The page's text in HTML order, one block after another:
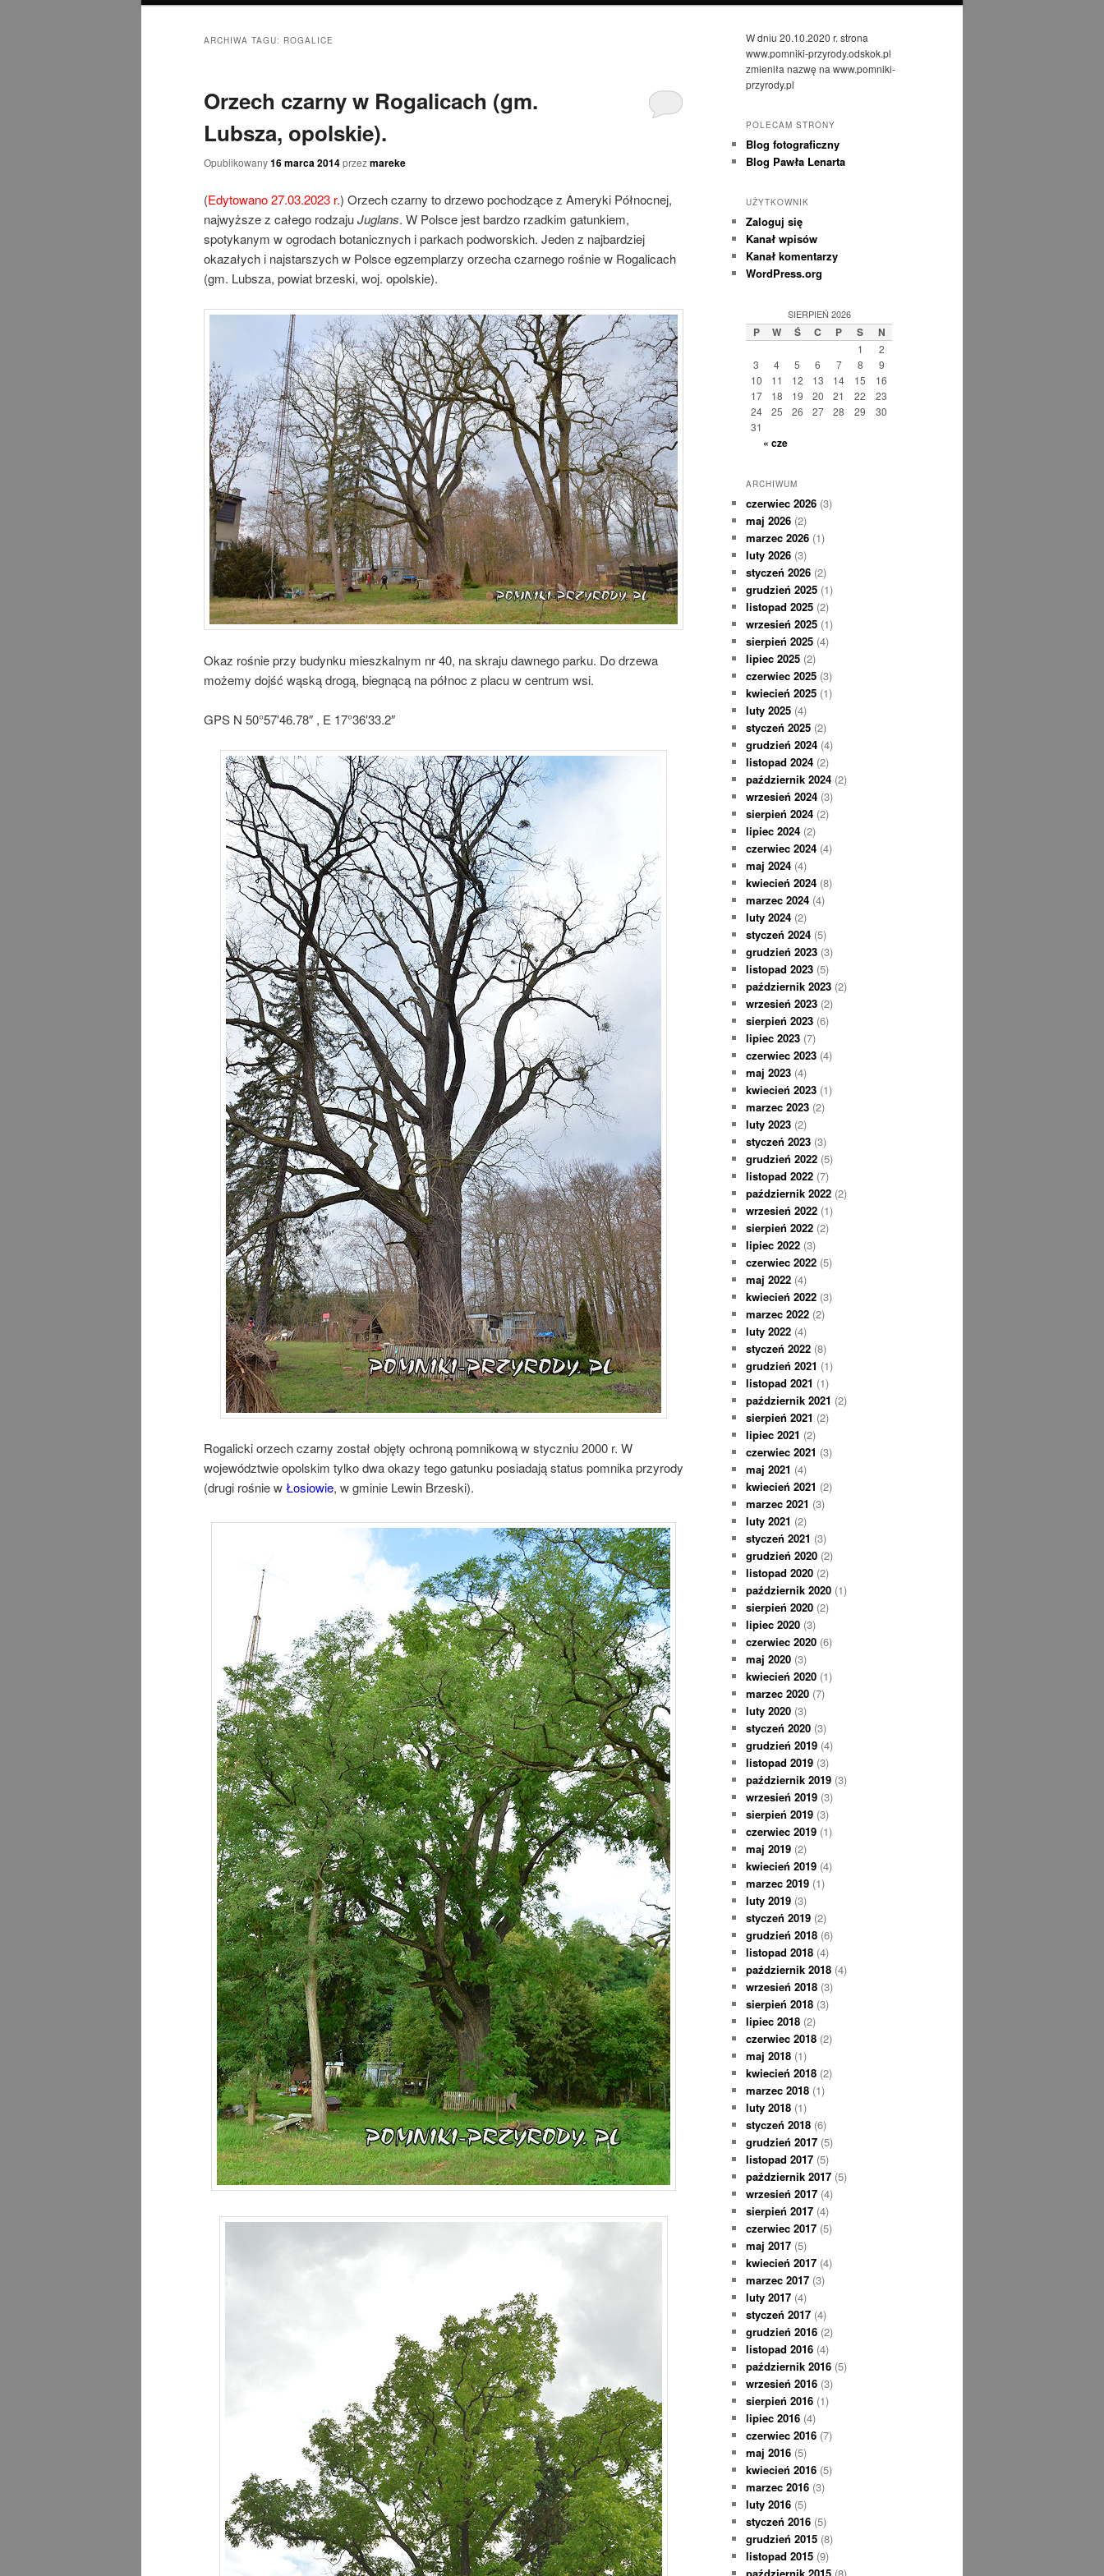
ARCHIWA TAGU: ROGALICE
Orzech czarny w Rogalicach (gm.
Lubsza, opolskie).
Opublikowany16 marca 2014przezmareke
(Edytowano 27.03.2023 r.) Orzech czarny to drzewo pochodzące z Ameryki Północnej,
najwyższe z całego rodzajuJuglans. W Polsce jest bardzo rzadkim gatunkiem,
spotykanym w ogrodach botanicznych i parkach podworskich. Jeden z najbardziej
okazałych i najstarszych w Polsce egzemplarzy orzecha czarnego rośnie w Rogalicach
(gm. Lubsza, powiat brzeski, woj. opolskie).
Okaz rośnie przy budynku mieszkalnym nr 40, na skraju dawnego parku. Do drzewa
możemy dojść wąską drogą, biegnącą na północ z placu w centrum wsi.
GPS N 50°57′46.78″ , E 17°36′33.2″
Rogalicki orzech czarny został objęty ochroną pomnikową w styczniu 2000 r. W
województwie opolskim tylko dwa okazy tego gatunku posiadają status pomnika przyrody
(drugi rośnie wŁosiowie, w gminie Lewin Brzeski).
W dniu 20.10.2020 r. strona
www.pomniki-przyrody.odskok.pl
zmieniła nazwę na www.pomniki-
przyrody.pl
POLECAM STRONY
Blog fotograficzny
Blog Pawła Lenarta
UŻYTKOWNIK
Zaloguj się
Kanał wpisów
Kanał komentarzy
WordPress.org
SIERPIEŃ 2026
P W Ś C P S N
1
2
3
4 5 6 7 8
9
10
11 12 13 14 15
16
17
18 19 20 21 22
23
24
25 26 27 28 29
30
31
« cze
ARCHIWUM
czerwiec 2026 (3)
maj 2026 (2)
marzec 2026 (1)
luty 2026 (3)
styczeń 2026 (2)
grudzień 2025 (1)
listopad 2025 (2)
wrzesień 2025 (1)
sierpień 2025 (4)
lipiec 2025 (2)
czerwiec 2025 (3)
kwiecień 2025 (1)
luty 2025 (4)
styczeń 2025 (2)
grudzień 2024 (4)
listopad 2024 (2)
październik 2024 (2)
wrzesień 2024 (3)
sierpień 2024 (2)
lipiec 2024 (2)
czerwiec 2024 (4)
maj 2024 (4)
kwiecień 2024 (8)
marzec 2024 (4)
luty 2024 (2)
styczeń 2024 (5)
grudzień 2023 (3)
listopad 2023 (5)
październik 2023 (2)
wrzesień 2023 (2)
sierpień 2023 (6)
lipiec 2023 (7)
czerwiec 2023 (4)
maj 2023 (4)
kwiecień 2023 (1)
marzec 2023 (2)
luty 2023 (2)
styczeń 2023 (3)
grudzień 2022 (5)
listopad 2022 (7)
październik 2022 (2)
wrzesień 2022 (1)
sierpień 2022 (2)
lipiec 2022 (3)
czerwiec 2022 (5)
maj 2022 (4)
kwiecień 2022 (3)
marzec 2022 (2)
luty 2022 (4)
styczeń 2022 (8)
grudzień 2021 (1)
listopad 2021 (1)
październik 2021 (2)
sierpień 2021 (2)
lipiec 2021 (2)
czerwiec 2021 (3)
maj 2021 (4)
kwiecień 2021 (2)
marzec 2021 (3)
luty 2021 (2)
styczeń 2021 (3)
grudzień 2020 (2)
listopad 2020 (2)
październik 2020 (1)
sierpień 2020 (2)
lipiec 2020 (3)
czerwiec 2020 (6)
maj 2020 (3)
kwiecień 2020 (1)
marzec 2020 (7)
luty 2020 (3)
styczeń 2020 (3)
grudzień 2019 (4)
listopad 2019 (3)
październik 2019 (3)
wrzesień 2019 (3)
sierpień 2019 (3)
czerwiec 2019 (1)
maj 2019 (2)
kwiecień 2019 (4)
marzec 2019 (1)
luty 2019 (3)
styczeń 2019 (2)
grudzień 2018 (6)
listopad 2018 (4)
październik 2018 (4)
wrzesień 2018 (3)
sierpień 2018 (3)
lipiec 2018 (2)
czerwiec 2018 (2)
maj 2018 (1)
kwiecień 2018 (2)
marzec 2018 (1)
luty 2018 (1)
styczeń 2018 (6)
grudzień 2017 (5)
listopad 2017 (5)
październik 2017 (5)
wrzesień 2017 (4)
sierpień 2017 (4)
czerwiec 2017 (5)
maj 2017 (5)
kwiecień 2017 (4)
marzec 2017 (3)
luty 2017 (4)
styczeń 2017 (4)
grudzień 2016 (2)
listopad 2016 (4)
październik 2016 (5)
wrzesień 2016 (3)
sierpień 2016 (1)
lipiec 2016 (4)
czerwiec 2016 (7)
maj 2016 (5)
kwiecień 2016 (5)
marzec 2016 (3)
luty 2016 (5)
styczeń 2016 (5)
grudzień 2015 (8)
listopad 2015 (9)